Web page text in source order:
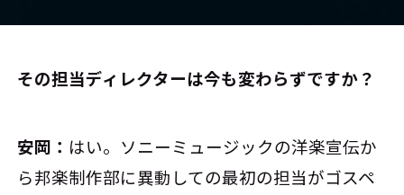
――その担当ディレクターは今も変わらずですか？
安岡： はい。ソニーミュージックの洋楽宣伝か
ら邦楽制作部に異動しての最初の担当がゴスペ